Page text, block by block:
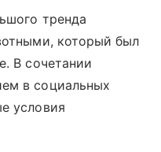
тренда
который был
В сочетании
в социальных
условия